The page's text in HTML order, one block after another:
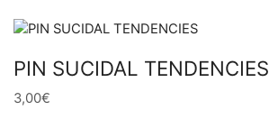
PIN SUCIDAL TENDENCIES
3,00€